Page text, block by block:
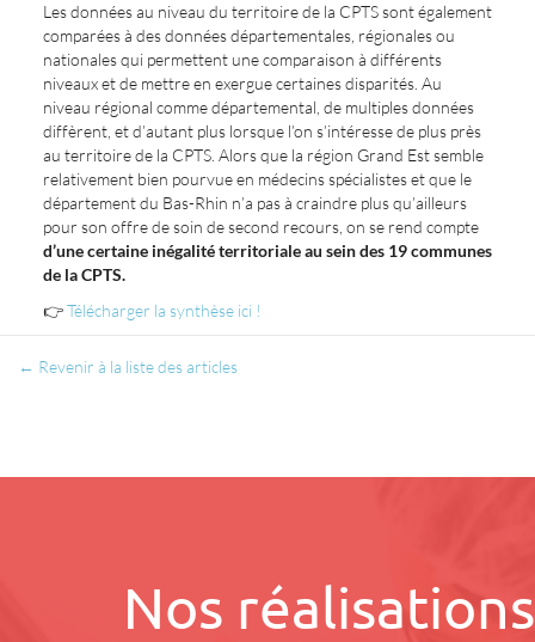
Les données au niveau du territoire de la CPTS sont également
comparées à des données départementales, régionales ou
nationales qui permettent une comparaison à différents
niveaux et de mettre en exergue certaines disparités. Au
niveau régional comme départemental, de multiples données
diffèrent, et d’autant plus lorsque l’on s’intéresse de plus près
au territoire de la CPTS. Alors que la région Grand Est semble
relativement bien pourvue en médecins spécialistes et que le
département du Bas-Rhin n’a pas à craindre plus qu’ailleurs
pour son offre de soin de second recours, on se rend compte
d’une certaine inégalité territoriale au sein des 19 communes
de la CPTS.
👉Télécharger la synthèse ici !
← Revenir à la liste des articles
Nos réalisations